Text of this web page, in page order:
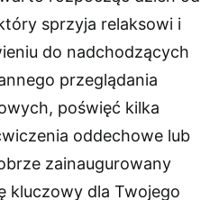
sprzyja relaksowi i
do nadchodzących
przeglądania
poświęć kilka
oddechowe lub
zainaugurowany
kluczowy dla Twojego